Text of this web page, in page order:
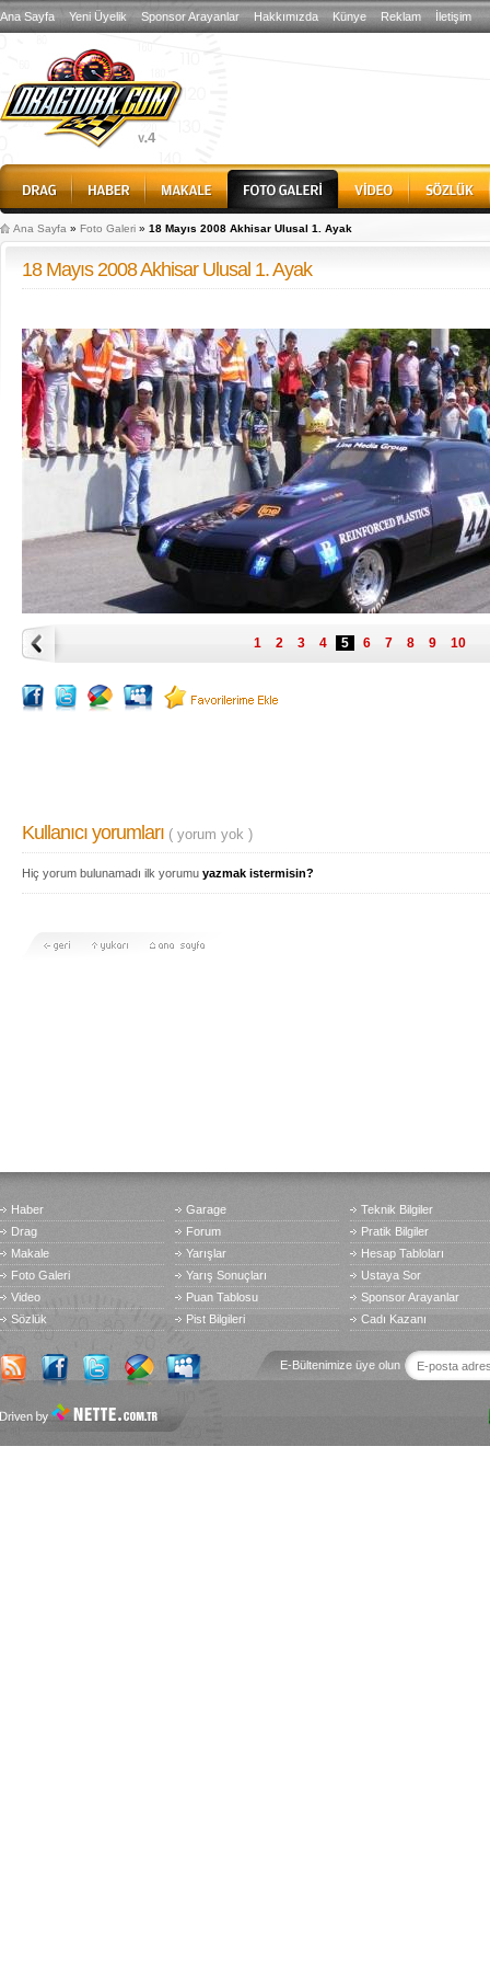
Ana Sayfa Yeni Üyelik Sponsor Arayanlar Hakkımızda Künye Reklam İletişim
Ana Sayfa » Foto Galeri » 18 Mayıs 2008 Akhisar Ulusal 1. Ayak
18 Mayıs 2008 Akhisar Ulusal 1. Ayak
1 2 3 4 5 6 7 8 9 10
Kullanıcı yorumları ( yorum yok )
Hiç yorum bulunamadı ilk yorumu yazmak istermisin?
Haber Garage
Teknik Bilgiler
Drag
Forum
Pratik Bilgiler
Makale
Yarışlar
Hesap Tabloları
Foto Galeri
Yarış Sonuçları
Ustaya Sor
Video
Puan Tablosu
Sponsor Arayanlar
Sözlük
Pist Bilgileri Cadı Kazanı
E-Bültenimize üye olun